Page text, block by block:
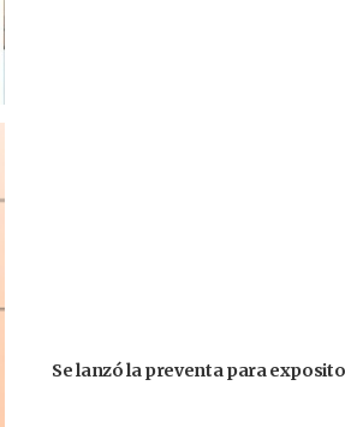
Se lanzó la preventa para